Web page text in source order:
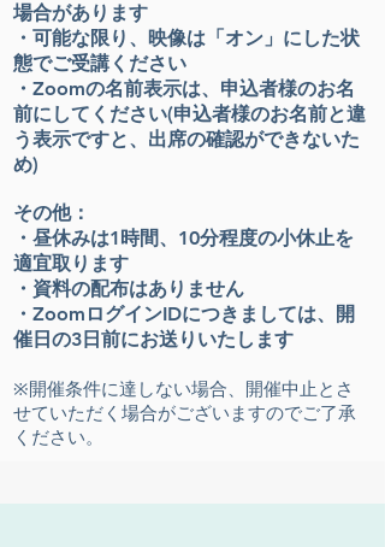
場合があります
・ 可能な限り、映像は「オン」にした状
態でご受講 ください
・Zoomの名前表示は、申込者様のお名
前にしてください(申込者様のお名前と違
う表示ですと、出席の確認ができないた
め)
その他：
・昼休みは1時間、10分程度の小休止を
適宜取ります
・資料の配布はあり ません
​・ ZoomログインIDにつきましては、開
催日の3日前にお送りいたします
※開催条件に達しない場合、開催中止とさ
せていただく場合がございますのでご了承
ください。